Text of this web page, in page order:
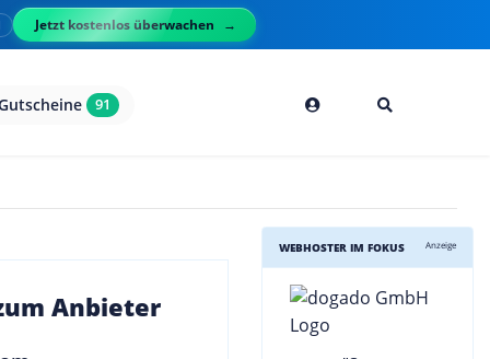
Jetzt kostenlos überwachen
91
Anbieter
WEBHOSTER IM FOKUS Anzeige